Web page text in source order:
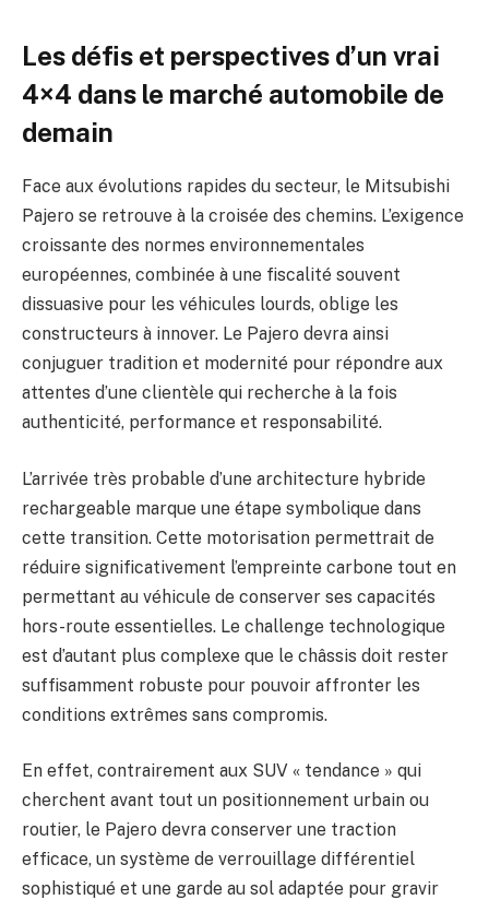
Les défis et perspectives d’un vrai
4×4 dans le marché automobile de
demain
Face aux évolutions rapides du secteur, le Mitsubishi
Pajero se retrouve à la croisée des chemins. L’exigence
croissante des normes environnementales
européennes, combinée à une fiscalité souvent
dissuasive pour les véhicules lourds, oblige les
constructeurs à innover. Le Pajero devra ainsi
conjuguer tradition et modernité pour répondre aux
attentes d’une clientèle qui recherche à la fois
authenticité, performance et responsabilité.
L’arrivée très probable d’une architecture hybride
rechargeable marque une étape symbolique dans
cette transition. Cette motorisation permettrait de
réduire significativement l’empreinte carbone tout en
permettant au véhicule de conserver ses capacités
hors-route essentielles. Le challenge technologique
est d’autant plus complexe que le châssis doit rester
suffisamment robuste pour pouvoir affronter les
conditions extrêmes sans compromis.
En effet, contrairement aux SUV « tendance » qui
cherchent avant tout un positionnement urbain ou
routier, le Pajero devra conserver une traction
efficace, un système de verrouillage différentiel
sophistiqué et une garde au sol adaptée pour gravir